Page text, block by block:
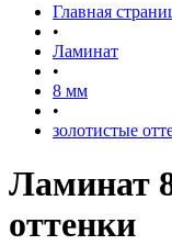
Главная
•
Ламинат
•
8 мм
•
золотистые
Ламинат
оттенки